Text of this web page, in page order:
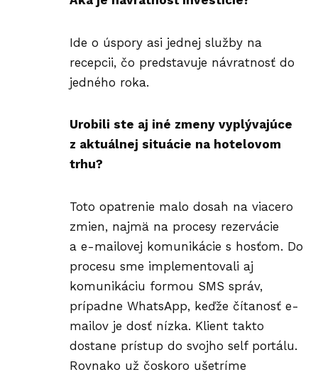
Ide o úspory asi jednej služby na
recepcii, čo predstavuje návratnosť do
jedného roka.
Urobili ste aj iné zmeny vyplývajúce
z aktuálnej situácie na hotelovom
trhu?
Toto opatrenie malo dosah na viacero
zmien, najmä na procesy rezervácie
a e-mailovej komunikácie s hosťom. Do
procesu sme implementovali aj
komunikáciu formou SMS správ,
prípadne WhatsApp, keďže čítanosť e-
mailov je dosť nízka. Klient takto
dostane prístup do svojho self portálu.
Rovnako už čoskoro ušetríme